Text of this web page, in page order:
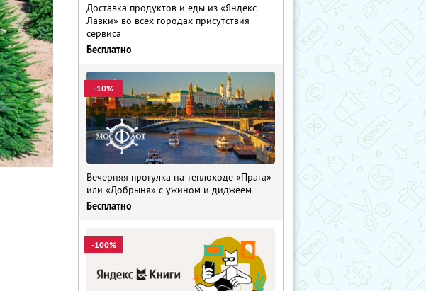
Доставка продуктов и еды из «Яндекс
Лавки» во всех городах присутствия
сервиса
Бесплатно
-10%
Вечерняя прогулка на теплоходе «Прага»
или «Добрыня» с ужином и диджеем
Бесплатно
-100%